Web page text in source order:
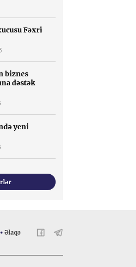
Fəxri
biznes
dəstək
yeni
Əlaqə